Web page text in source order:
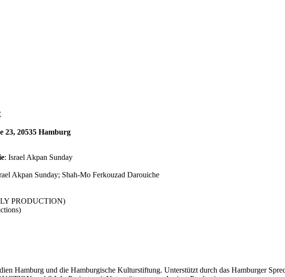
23, 20535 Hamburg
: Israel Akpan Sunday
Akpan Sunday; Shah-Mo Ferkouzad Darouiche
PRODUCTION)
Hamburg und die Hamburgische Kulturstiftung. Unterstützt durch das Hamburger